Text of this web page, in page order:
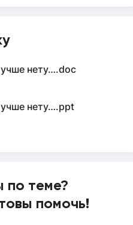
нету….doc
нету….ppt
по теме?
помочь!